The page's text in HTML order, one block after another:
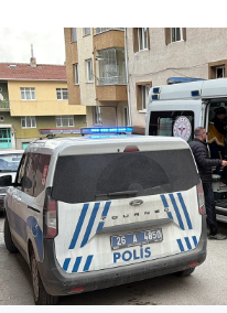
SPOR
MAGAZİN
ESKİŞEHİRSPOR